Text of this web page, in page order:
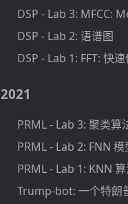
DSP - Lab 3: MFCC:
DSP - Lab 2: 语谱图
DSP - Lab 1: FFT: 快
2021
PRML - Lab 3: 聚类算
PRML - Lab 2: FNN 模
PRML - Lab 1: KNN
Trump-bot: 一个特朗